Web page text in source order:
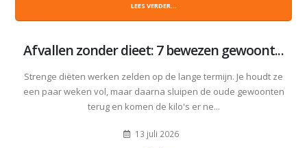
LEES VERDER...
Afvallen zonder dieet: 7 bewezen gewoont...
Strenge diëten werken zelden op de lange termijn. Je houdt ze
een paar weken vol, maar daarna sluipen de oude gewoonten
terug en komen de kilo's er ne...
13 juli 2026